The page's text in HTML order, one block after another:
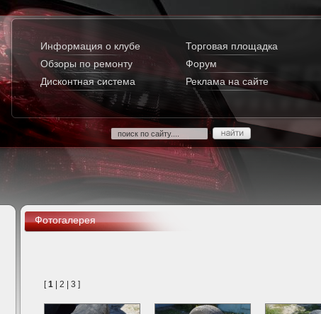
Информация о клубе Торговая площадка
Обзоры по ремонту
Форум
Дисконтная система
Реклама на сайте
Фотогалерея
[1 2 3 ]